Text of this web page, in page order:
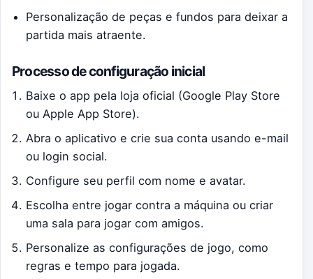
Personalização de peças e fundos para deixar a
partida mais atraente.
Processo de configuração inicial
Baixe o app pela loja oficial (Google Play Store
ou Apple App Store).
Abra o aplicativo e crie sua conta usando e-mail
ou login social.
Configure seu perfil com nome e avatar.
Escolha entre jogar contra a máquina ou criar
uma sala para jogar com amigos.
Personalize as configurações de jogo, como
regras e tempo para jogada.